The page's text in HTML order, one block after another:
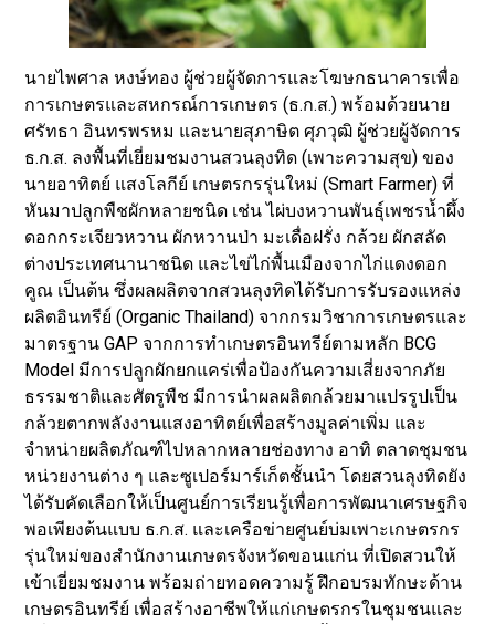
นายไพศาล หงษ์ทอง ผู้ช่วยผู้จัดการและโฆษกธนาคารเพื่อ
การเกษตรและสหกรณ์การเกษตร (ธ.ก.ส.) พร้อมด้วยนาย
ศรัทธา อินทรพรหม และนายสุภาษิต ศุภวุฒิ ผู้ช่วยผู้จัดการ
ธ.ก.ส. ลงพื้นที่เยี่ยมชมงานสวนลุงทิด (เพาะความสุข) ของ
นายอาทิตย์ แสงโลกีย์ เกษตรกรรุ่นใหม่ (Smart Farmer) ที่
หันมาปลูกพืชผักหลายชนิด เช่น ไผ่บงหวานพันธุ์เพชรน้ำผึ้ง
ดอกกระเจียวหวาน ผักหวานป่า มะเดื่อฝรั่ง กล้วย ผักสลัด
ต่างประเทศนานาชนิด และไข่ไก่พื้นเมืองจากไก่แดงดอก
คูณ เป็นต้น ซึ่งผลผลิตจากสวนลุงทิดได้รับการรับรองแหล่ง
ผลิตอินทรีย์ (Organic Thailand) จากกรมวิชาการเกษตรและ
มาตรฐาน GAP จากการทำเกษตรอินทรีย์ตามหลัก BCG
Model มีการปลูกผักยกแคร่เพื่อป้องกันความเสี่ยงจากภัย
ธรรมชาติและศัตรูพืช มีการนำผลผลิตกล้วยมาแปรรูปเป็น
กล้วยตากพลังงานแสงอาทิตย์เพื่อสร้างมูลค่าเพิ่ม และ
จำหน่ายผลิตภัณฑ์ไปหลากหลายช่องทาง อาทิ ตลาดชุมชน
หน่วยงานต่าง ๆ และซูเปอร์มาร์เก็ตชั้นนำ โดยสวนลุงทิดยัง
ได้รับคัดเลือกให้เป็นศูนย์การเรียนรู้เพื่อการพัฒนาเศรษฐกิจ
พอเพียงต้นแบบ ธ.ก.ส. และเครือข่ายศูนย์บ่มเพาะเกษตรกร
รุ่นใหม่ของสำนักงานเกษตรจังหวัดขอนแก่น ที่เปิดสวนให้
เข้าเยี่ยมชมงาน พร้อมถ่ายทอดความรู้ ฝึกอบรมทักษะด้าน
เกษตรอินทรีย์ เพื่อสร้างอาชีพให้แก่เกษตรกรในชุมชนและ